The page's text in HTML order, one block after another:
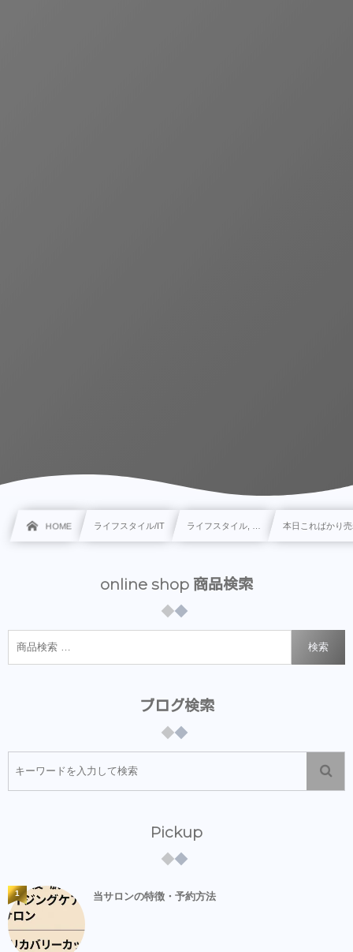
HOME ライフスタイル/IT ライフスタイル, … 本日こればかり
online shop 商品検索
検索
ブログ検索
Pickup
当サロンの特徴・予約方法
1